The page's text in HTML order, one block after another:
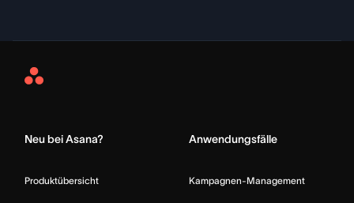
Asana
Neu bei Asana?
Produktübersicht
Anwendungsfälle
Kampagnen-Management